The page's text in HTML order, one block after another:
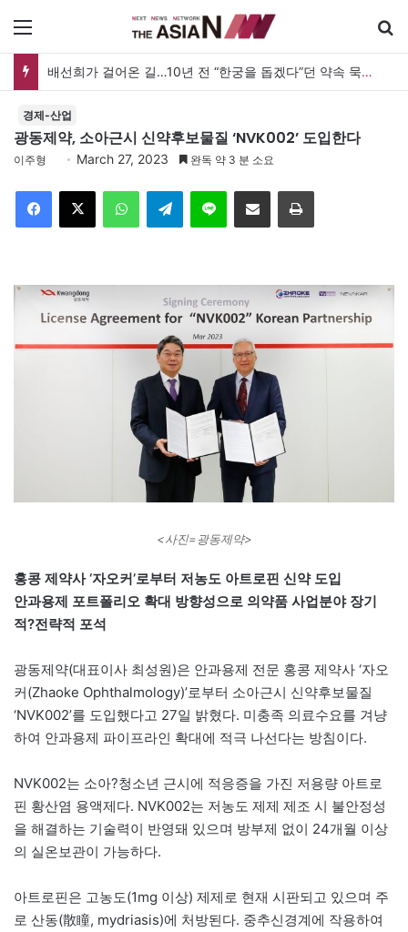
배선희가 걸어온 길…10년 전 “한궁을 돕겠다”던 약속 묵묵히 실천
경제-산업
광동제약, 소아근시 신약후보물질 ‘NVK002’ 도입한다
이주형 March 27, 2023 완독 약 3 분 소요
Telegram 이메일
<사진=광동제약>
홍콩 제약사 ‘자오커’로부터 저농도 아트로핀 신약 도입
안과용제 포트폴리오 확대 방향성으로 의약품 사업분야 장기
적?전략적 포석
광동제약(대표이사 최성원)은 안과용제 전문 홍콩 제약사 ‘자오
커(Zhaoke Ophthalmology)’로부터 소아근시 신약후보물질
‘NVK002’를 도입했다고 27일 밝혔다. 미충족 의료수요를 겨냥
하여 안과용제 파이프라인 확대에 적극 나선다는 방침이다.
NVK002는 소아?청소년 근시에 적응증을 가진 저용량 아트로
핀 황산염 용액제다. NVK002는 저농도 제제 제조 시 불안정성
을 해결하는 기술력이 반영돼 있으며 방부제 없이 24개월 이상
의 실온보관이 가능하다.
아트로핀은 고농도(1mg 이상) 제제로 현재 시판되고 있으며 주
로 산동(散瞳, mydriasis)에 처방된다. 중추신경계에 작용하여